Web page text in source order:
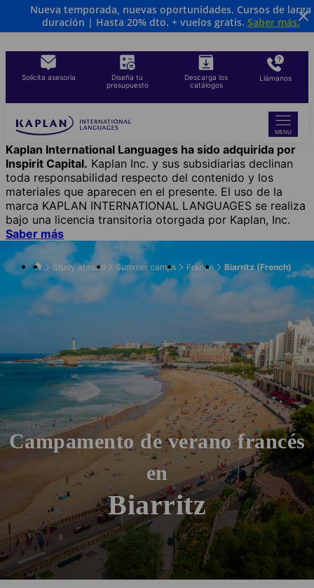
content
Solicita asesoría
Diseña tu
presupuesto
Descarga los
catálogos
Llámanos
MENU
Kaplan International Languages ha sido adquirida por
Inspirit Capital. Kaplan Inc. y sus subsidiarias declinan
toda responsabilidad respecto del contenido y los
materiales que aparecen en el presente. El uso de la
marca KAPLAN INTERNATIONAL LANGUAGES se realiza
bajo una licencia transitoria otorgada por Kaplan, Inc.
Saber más
Nueva temporada, nuevas oportunidades. Cursos de larga
duración | Hasta 20% dto. + vuelos gratis. Saber más.
Study abroad Summer camps France Biarritz (French)
Campamento de verano francés
en
Biarritz